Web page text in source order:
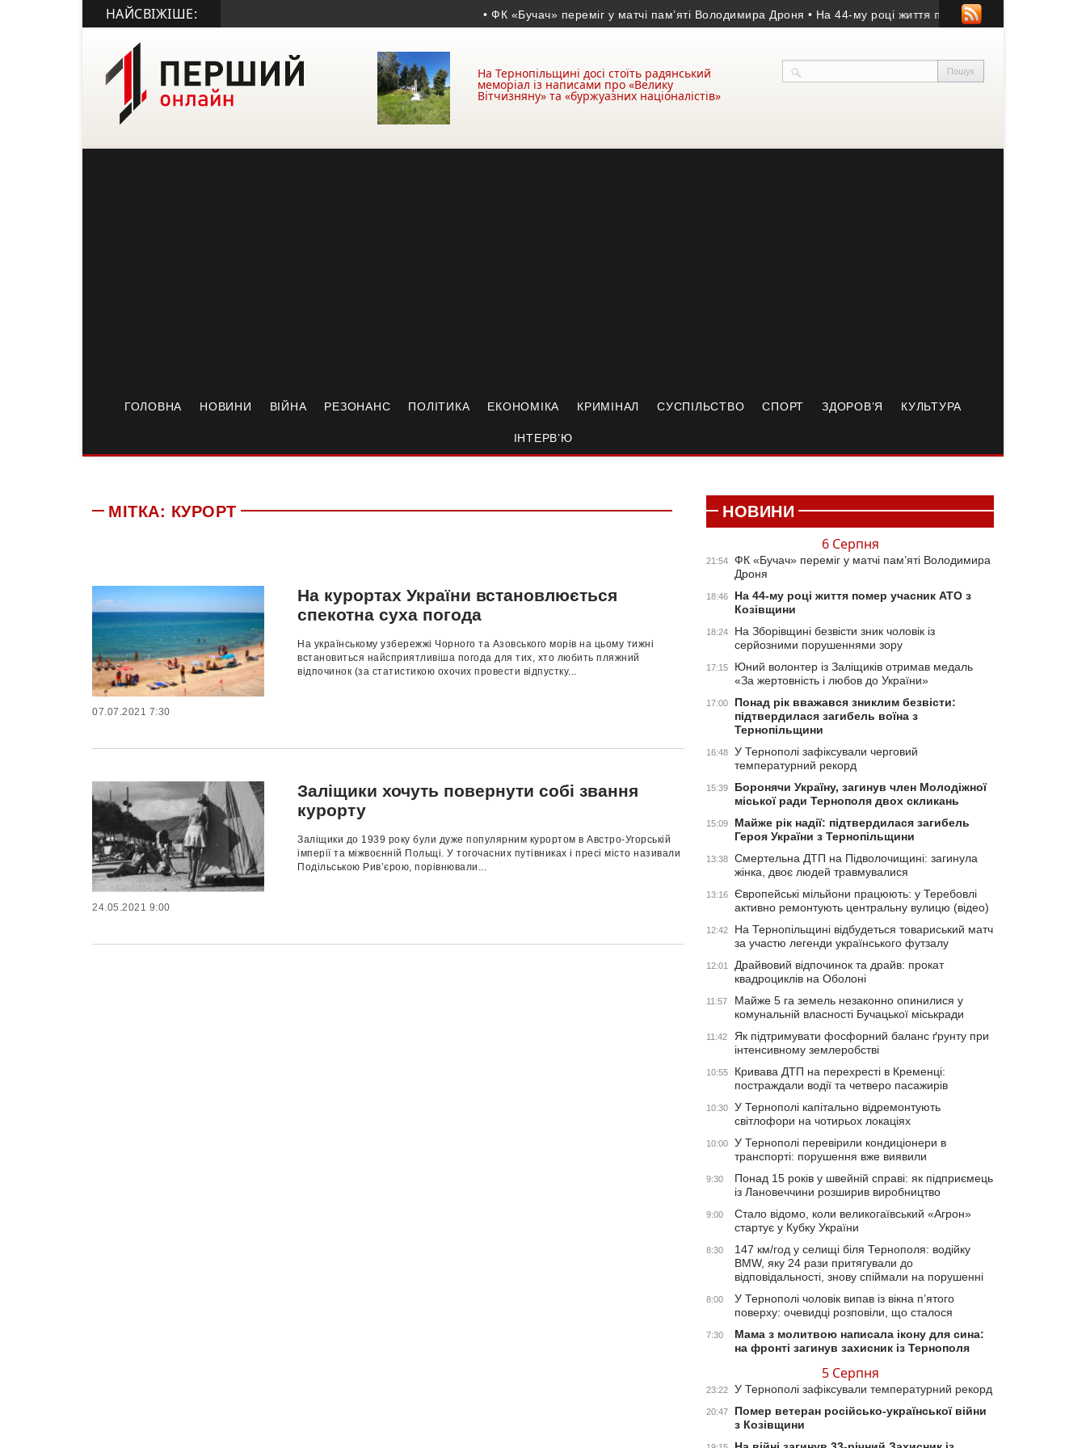
НАЙСВІЖІШЕ: • ФК «Бучач» переміг у матчі пам’яті Володимира Дроня • На 44-му році життя помер учасник АТО з
На Тернопільщині досі стоїть радянський
меморіал із написами про «Велику
Вітчизняну» та «буржуазних націоналістів»
ГОЛОВНА НОВИНИ ВІЙНА РЕЗОНАНС ПОЛІТИКА ЕКОНОМІКА КРИМІНАЛ СУСПІЛЬСТВО СПОРТ ЗДОРОВ’Я КУЛЬТУРА
ІНТЕРВ’Ю
МІТКА: КУРОРТ
На курортах України встановлюється
спекотна суха погода
На українському узбережжі Чорного та Азовського морів на цьому тижні
встановиться найсприятливіша погода для тих, хто любить пляжний
відпочинок (за статистикою охочих провести відпустку...
07.07.2021 7:30
Заліщики хочуть повернути собі звання
курорту
Заліщики до 1939 року були дуже популярним курортом в Австро-Угорській
імперії та міжвоєнній Польщі. У тогочасних путівниках і пресі місто називали
Подільською Рив’єрою, порівнювали...
24.05.2021 9:00
НОВИНИ
6 Серпня
21:54
ФК «Бучач» переміг у матчі пам’яті Володимира
Дроня
18:46
На 44-му році життя помер учасник АТО з
Козівщини
18:24
На Зборівщині безвісти зник чоловік із
серйозними порушеннями зору
17:15
Юний волонтер із Заліщиків отримав медаль
«За жертовність і любов до України»
17:00
Понад рік вважався зниклим безвісти:
підтвердилася загибель воїна з
Тернопільщини
16:48
У Тернополі зафіксували черговий
температурний рекорд
15:39
Боронячи Україну, загинув член Молодіжної
міської ради Тернополя двох скликань
15:09
Майже рік надії: підтвердилася загибель
Героя України з Тернопільщини
13:38
Смертельна ДТП на Підволочищині: загинула
жінка, двоє людей травмувалися
13:16
Європейські мільйони працюють: у Теребовлі
активно ремонтують центральну вулицю (відео)
12:42
На Тернопільщині відбудеться товариський матч
за участю легенди українського футзалу
12:01
Драйвовий відпочинок та драйв: прокат
квадроциклів на Оболоні
11:57
Майже 5 га земель незаконно опинилися у
комунальній власності Бучацької міськради
11:42
Як підтримувати фосфорний баланс ґрунту при
інтенсивному землеробстві
10:55
Кривава ДТП на перехресті в Кременці:
постраждали водії та четверо пасажирів
10:30
У Тернополі капітально відремонтують
світлофори на чотирьох локаціях
10:00
У Тернополі перевірили кондиціонери в
транспорті: порушення вже виявили
9:30
Понад 15 років у швейній справі: як підприємець
із Лановеччини розширив виробництво
9:00
Стало відомо, коли великогаївський «Агрон»
стартує у Кубку України
8:30
147 км/год у селищі біля Тернополя: водійку
BMW, яку 24 рази притягували до
відповідальності, знову спіймали на порушенні
8:00
У Тернополі чоловік випав із вікна п’ятого
поверху: очевидці розповіли, що сталося
7:30
Мама з молитвою написала ікону для сина:
на фронті загинув захисник із Тернополя
5 Серпня
23:22 У Тернополі зафіксували температурний рекорд
20:47
Помер ветеран російсько-української війни
з Козівщини